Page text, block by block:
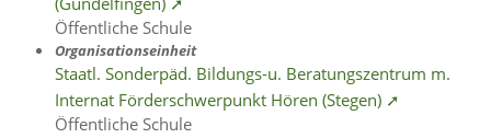
Öffentliche Schule
Organisationseinheit
Staatl. Sonderpäd. Bildungs-u. Beratungszentrum m.
Internat Förderschwerpunkt Hören (Stegen) ➚
Öffentliche Schule